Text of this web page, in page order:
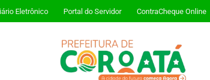
Eletrônico Portal do Servidor ContraCheque Online